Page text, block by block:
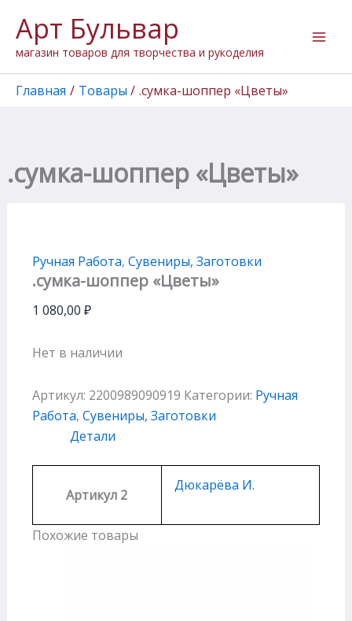
содержимому
Арт Бульвар
магазин товаров для творчества и рукоделия
Главная Товары .сумка-шоппер «Цветы»
.сумка-шоппер «Цветы»
Ручная Работа, Сувениры, Заготовки
.сумка-шоппер «Цветы»
1 080,00 ₽
Нет в наличии
Артикул: 2200989090919 Категории: Ручная
Работа, Сувениры, Заготовки
Детали
Артикул 2
Дюкарёва И.
Похожие товары